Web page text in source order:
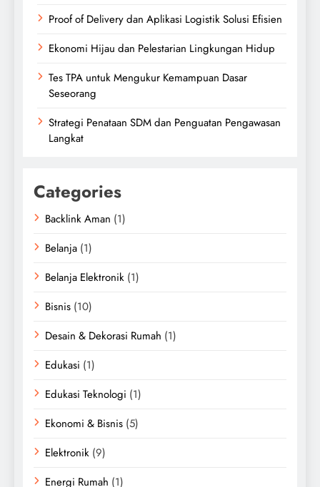
Proof of Delivery dan Aplikasi Logistik Solusi Efisien
Ekonomi Hijau dan Pelestarian Lingkungan Hidup
Tes TPA untuk Mengukur Kemampuan Dasar
Seseorang
Strategi Penataan SDM dan Penguatan Pengawasan
Langkat
Categories
Backlink Aman (1)
Belanja (1)
Belanja Elektronik (1)
Bisnis (10)
Desain & Dekorasi Rumah (1)
Edukasi (1)
Edukasi Teknologi (1)
Ekonomi & Bisnis (5)
Elektronik (9)
Energi Rumah (1)